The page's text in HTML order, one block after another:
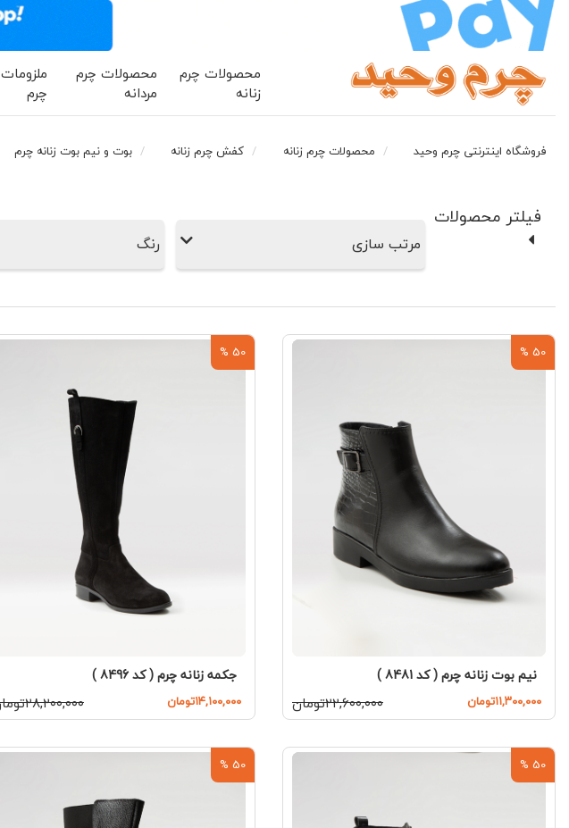
محصولات چرم
زنانه
محصولات چرم
مردانه
ملزومات
چرم
فروشگاه اینترنتی چرم وحید محصولات چرم زنانه کفش چرم زنانه بوت و نیم بوت زنانه چرم
فیلتر محصولات
مرتب سازی رنگ
50 %
نیم بوت زنانه چرم ( کد 8481 )
۱۱,۳۰۰,۰۰۰تومان ۲۲,۶۰۰,۰۰۰تومان
50 %
جکمه زنانه چرم ( کد 8496 )
۱۴,۱۰۰,۰۰۰تومان ۲۸,۲۰۰,۰۰۰تومان
50 %
50 %